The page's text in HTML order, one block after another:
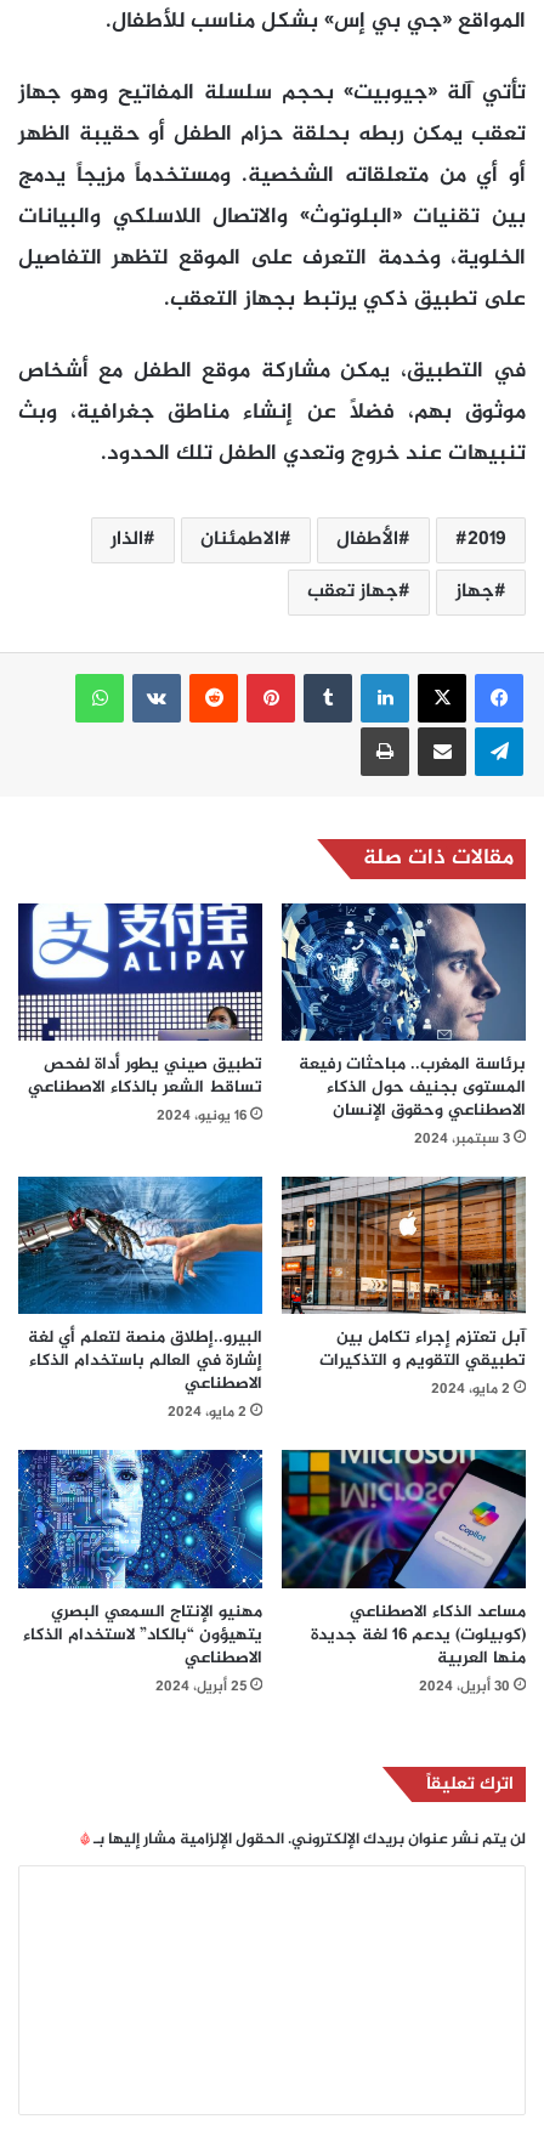
المواقع «جي بي إس» بشكل مناسب للأطفال.
تأتي آلة «جيوبيت» بحجم سلسلة المفاتيح وهو جهاز
تعقب يمكن ربطه بحلقة حزام الطفل أو حقيبة الظهر
أو أي من متعلقاته الشخصية. ومستخدماً مزيجاً يدمج
بين تقنيات «البلوتوث» والاتصال اللاسلكي والبيانات
الخلوية، وخدمة التعرف على الموقع لتظهر التفاصيل
على تطبيق ذكي يرتبط بجهاز التعقب.
في التطبيق، يمكن مشاركة موقع الطفل مع أشخاص
موثوق بهم، فضلاً عن إنشاء مناطق جغرافية، وبث
تنبيهات عند خروج وتعدي الطفل تلك الحدود.
2019 الأطفال الاطمئنان
الذار
جهاز
جهاز تعقب
لينكدإن بينتيريست
واتساب
تيلقرام مشاركة عبر البريد طباعة
مقالات ذات صلة
برئاسة المغرب.. مباحثات رفيعة
المستوى بجنيف حول الذكاء
الاصطناعي وحقوق الإنسان
3 سبتمبر، 2024
تطبيق صيني يطور أداة لفحص
تساقط الشعر بالذكاء الاصطناعي
16 يونيو، 2024
آبل تعتزم إجراء تكامل بين
تطبيقي التقويم و التذكيرات
2 مايو، 2024
البيرو..إطلاق منصة لتعلم أي لغة
إشارة في العالم باستخدام الذكاء
الاصطناعي
2 مايو، 2024
مساعد الذكاء الاصطناعي
(كوبيلوت) يدعم 16 لغة جديدة
منها العربية
30 أبريل، 2024
مهنيو الإنتاج السمعي البصري
يتهيؤون “بالكاد” لاستخدام الذكاء
الاصطناعي
25 أبريل، 2024
اترك تعليقاً
لن يتم نشر عنوان بريدك الإلكتروني.الحقول الإلزامية مشار إليها بـ*